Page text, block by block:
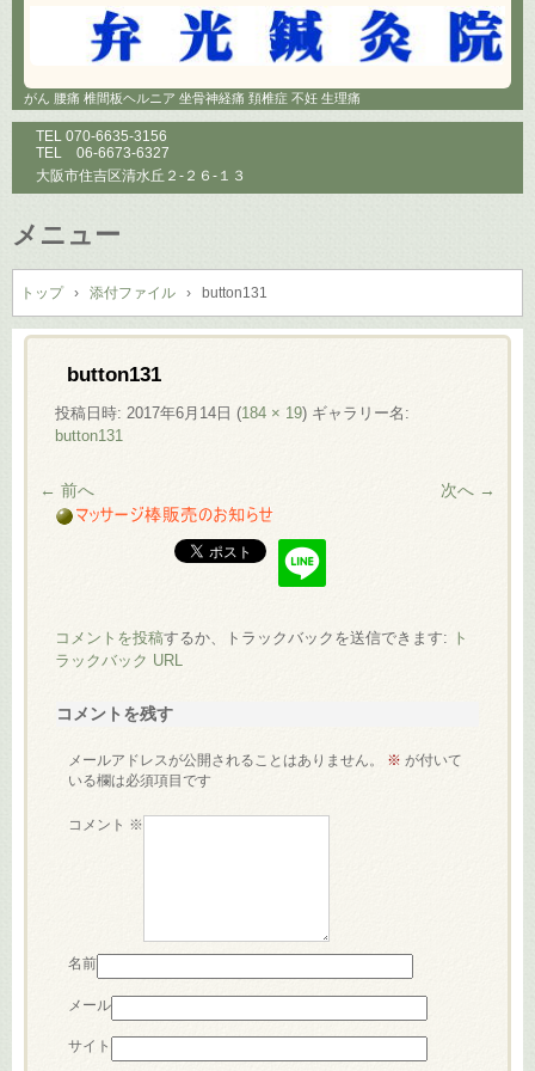
がん 腰痛 椎間板ヘルニア 坐骨神経痛 頚椎症 不妊 生理痛
TEL 070-6635-3156
TEL 06-6673-6327
大阪市住吉区清水丘２-２６-１３
メニュー
コ
ン
テ
ン
トップ › 添付ファイル › button131
button131
投稿日時: 2017年6月14日 (184 × 19) ギャラリー名:
button131
← 前へ 次へ →
コメントを投稿するか、トラックバックを送信できます: ト
ラックバック URL
コメントを残す
メールアドレスが公開されることはありません。 ※ が付いて
いる欄は必須項目です
コメント ※
名前
メール
サイト